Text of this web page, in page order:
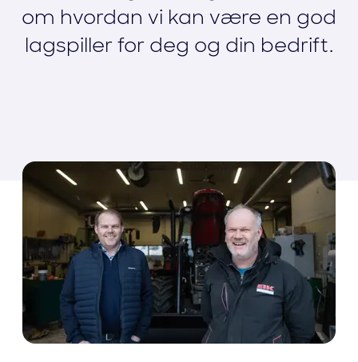
om hvordan vi kan være en god
lagspiller for deg og din bedrift.